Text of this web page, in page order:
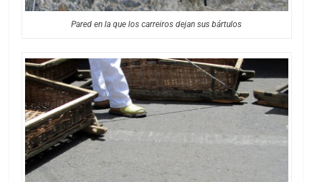
Pared en la que los carreiros dejan sus bártulos